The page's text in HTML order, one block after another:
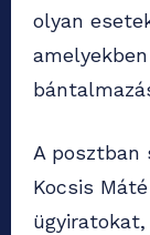
olyan
A posztban
Kocsis